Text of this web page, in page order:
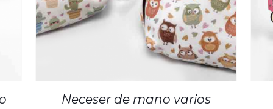
Neceser de mano varios